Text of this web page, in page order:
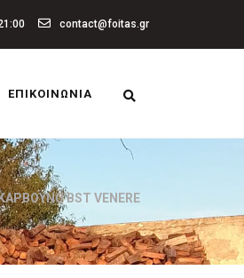
contact@foitas.gr
ΕΠΙΚΟΙΝΩΝΊΑ
BST VENERE